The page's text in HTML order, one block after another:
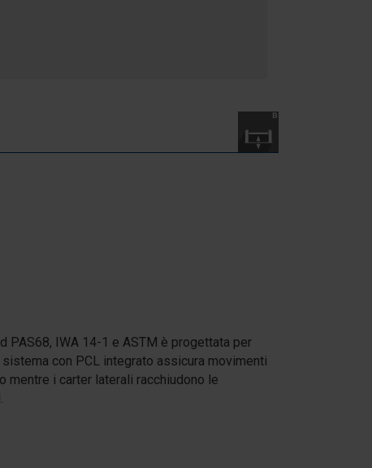
PAS68, IWA 14-1 e ASTM è progettata per
con PCL integrato assicura movimenti
mentre i carter laterali racchiudono le